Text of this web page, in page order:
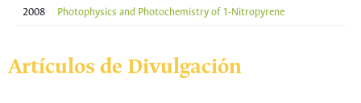
2008
Photophysics and Photochemistry of 1-Nitropyrene
Artículos de Divulgación